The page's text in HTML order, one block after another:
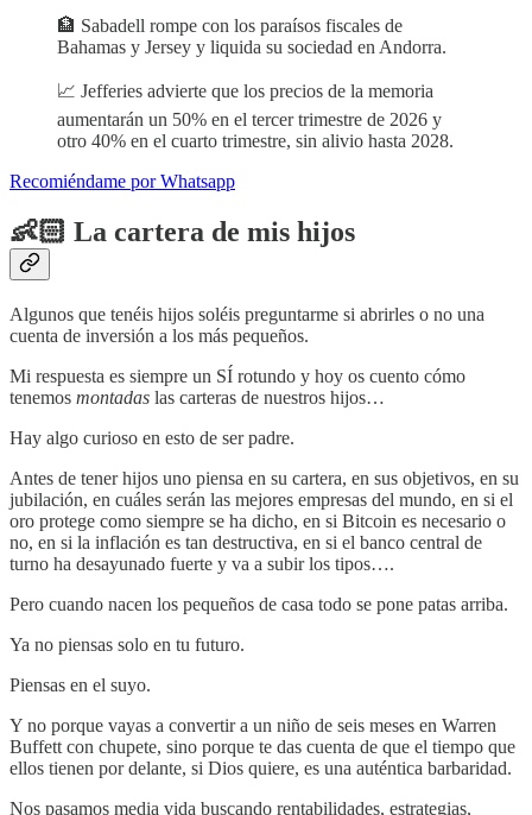
🏦 Sabadell rompe con los paraísos fiscales de
Bahamas y Jersey y liquida su sociedad en Andorra.
📈 Jefferies advierte que los precios de la memoria
aumentarán un 50% en el tercer trimestre de 2026 y
otro 40% en el cuarto trimestre, sin alivio hasta 2028.
Recomiéndame por Whatsapp
👶🏻 La cartera de mis hijos
Algunos que tenéis hijos soléis preguntarme si abrirles o no una
cuenta de inversión a los más pequeños.
Mi respuesta es siempre un SÍ rotundo y hoy os cuento cómo
tenemos montadas las carteras de nuestros hijos…
Hay algo curioso en esto de ser padre.
Antes de tener hijos uno piensa en su cartera, en sus objetivos, en su
jubilación, en cuáles serán las mejores empresas del mundo, en si el
oro protege como siempre se ha dicho, en si Bitcoin es necesario o
no, en si la inflación es tan destructiva, en si el banco central de
turno ha desayunado fuerte y va a subir los tipos….
Pero cuando nacen los pequeños de casa todo se pone patas arriba.
Ya no piensas solo en tu futuro.
Piensas en el suyo.
Y no porque vayas a convertir a un niño de seis meses en Warren
Buffett con chupete, sino porque te das cuenta de que el tiempo que
ellos tienen por delante, si Dios quiere, es una auténtica barbaridad.
Nos pasamos media vida buscando rentabilidades, estrategias,